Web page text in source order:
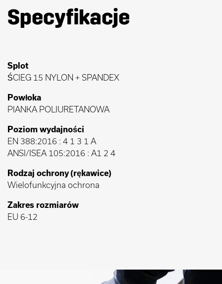
Specyfikacje
Splot
ŚCIEG 15 NYLON + SPANDEX
Powłoka
PIANKA POLIURETANOWA
Poziom wydajności
EN 388:2016 : 4 1 3 1 A
ANSI/ISEA 105:2016 : A1 2 4
Rodzaj ochrony (rękawice)
Wielofunkcyjna ochrona
Zakres rozmiarów
EU 6-12